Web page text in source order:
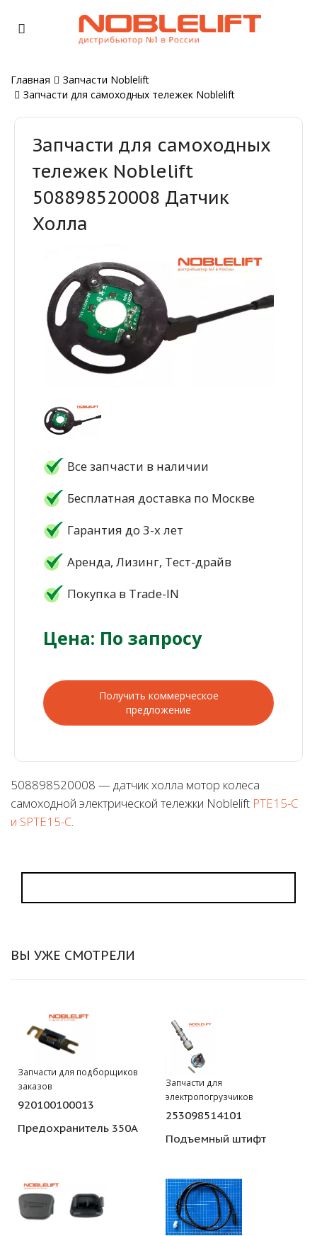
Главная
Запчасти Noblelift
Запчасти для самоходных тележек Noblelift
Запчасти для самоходных
тележек Noblelift
508898520008 Датчик
Холла
Все запчасти в наличии
Бесплатная доставка по Москве
Гарантия до 3-х лет
Аренда, Лизинг, Тест-драйв
Покупка в Trade-IN
Цена: По запросу
Получить коммерческое
предложение
508898520008 — датчик холла мотор колеса
самоходной электрической тележки Noblelift PTE15-C
и SPTE15-C.
ВЫ УЖЕ СМОТРЕЛИ
Запчасти для подборщиков
заказов
920100100013
Предохранитель 350А
Запчасти для
электропогрузчиков
253098514101
Подъемный штифт